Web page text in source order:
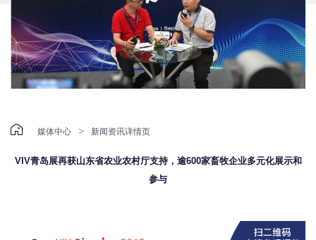
 媒体中心 > 新闻资讯详情页
VIV青岛展再获山东省农业农村厅支持，逾600家畜牧企业多元化展示和
参与